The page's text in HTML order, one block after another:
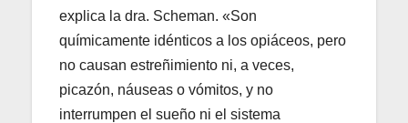
explica la dra. Scheman. «Son
químicamente idénticos a los opiáceos, pero
no causan estreñimiento ni, a veces,
picazón, náuseas o vómitos, y no
interrumpen el sueño ni el sistema